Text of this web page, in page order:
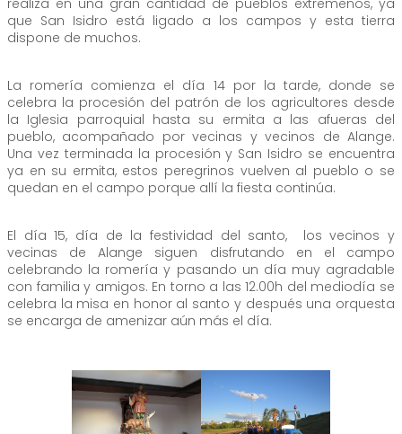
que San Isidro está ligado a los campos y esta tierra
dispone de muchos.
La romería comienza el día 14 por la tarde, donde se
celebra la procesión del patrón de los agricultores desde
la Iglesia parroquial hasta su ermita a las afueras del
pueblo, acompañado por vecinas y vecinos de Alange.
Una vez terminada la procesión y San Isidro se encuentra
ya en su ermita, estos peregrinos vuelven al pueblo o se
quedan en el campo porque allí la fiesta continúa.
El día 15, día de la festividad del santo, los vecinos y
vecinas de Alange siguen disfrutando en el campo
celebrando la romería y pasando un día muy agradable
con familia y amigos. En torno a las 12.00h del mediodía se
celebra la misa en honor al santo y después una orquesta
se encarga de amenizar aún más el día.